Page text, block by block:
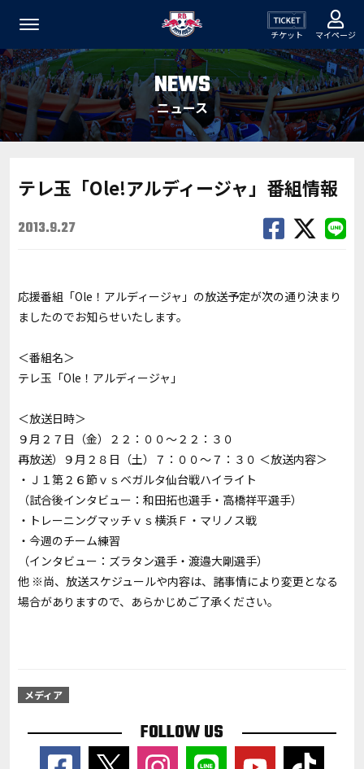
チケット マイページ
NEWS
ニュース
テレ玉「Ole!アルディージャ」番組情報
2013.9.27
応援番組「Ole！アルディージャ」の放送予定が次の通り決まり
ましたのでお知らせいたします。
＜番組名＞
テレ玉「Ole！アルディージャ」
＜放送日時＞
９月２７日（金）２２：００～２２：３０
再放送）９月２８日（土）７：００～７：３０ ＜放送内容＞
・Ｊ１第２６節ｖｓベガルタ仙台戦ハイライト
（試合後インタビュー：和田拓也選手・高橋祥平選手）
・トレーニングマッチｖｓ横浜Ｆ・マリノス戦
・今週のチーム練習
（インタビュー：ズラタン選手・渡邉大剛選手）
他 ※尚、放送スケジュールや内容は、諸事情により変更となる
場合がありますので、あらかじめご了承ください。
メディア
FOLLOW US